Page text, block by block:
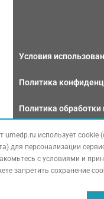
Условия
Политика
Политика
Связаться с нами
umedp.ru использует
для персонализации
с условиями и
запретить сохранение